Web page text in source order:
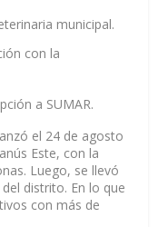
municipal.
con la
a SUMAR.
el 24 de agosto
Este, con la
Luego, se llevó
distrito. En lo que
con más de